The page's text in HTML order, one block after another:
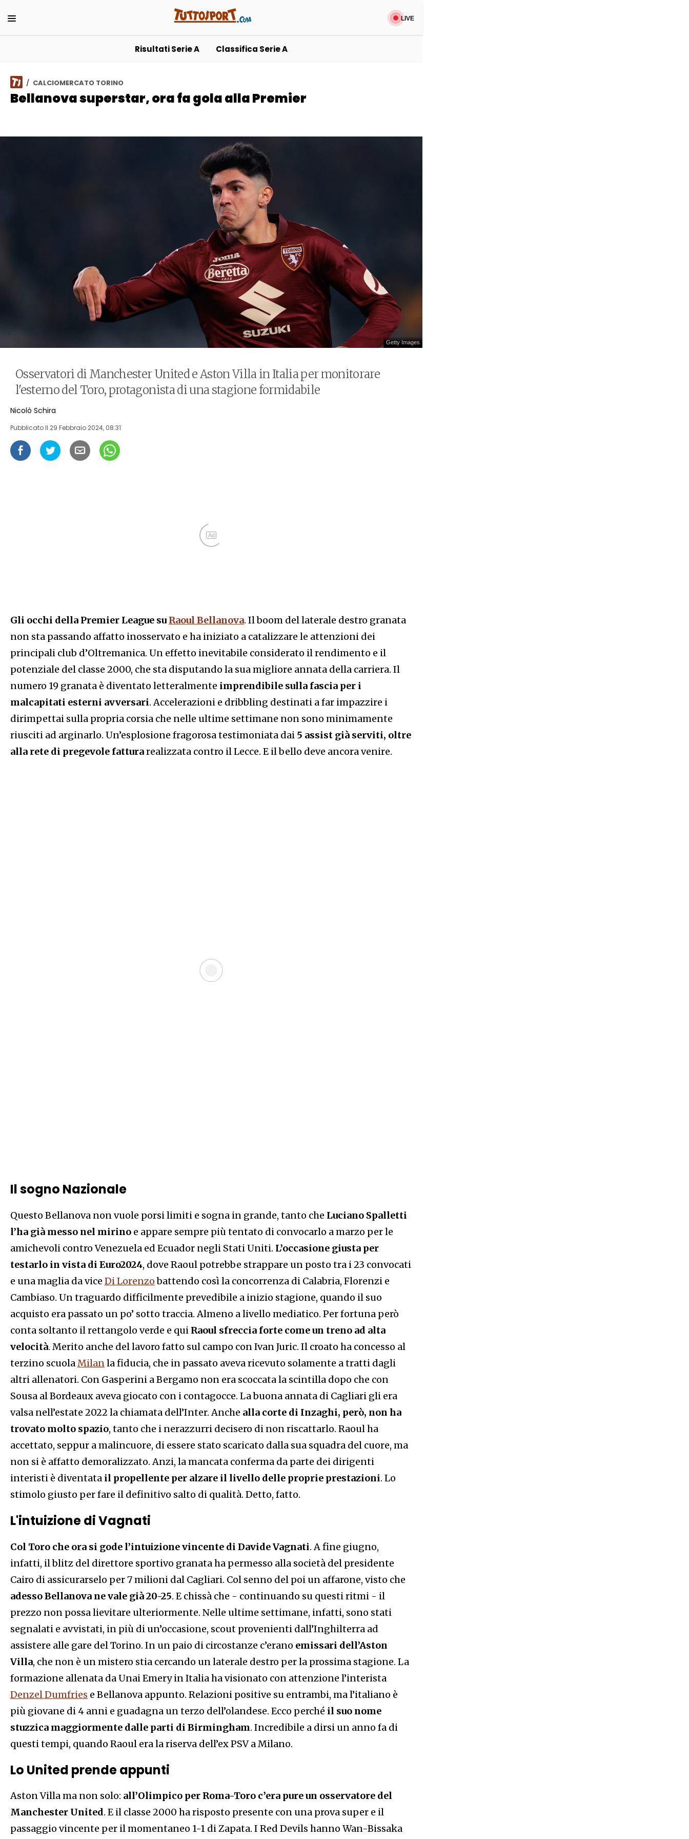
Tuttosport LIVE
Risultati Serie A Classifica Serie A
/ CALCIOMERCATO TORINO
Bellanova superstar, ora fa gola alla Premier
Getty Images
Osservatori di Manchester United e Aston Villa in Italia per monitorare
l'esterno del Toro, protagonista di una stagione formidabile
Nicolò Schira
Pubblicato Il 29 Febbraio 2024, 08:31
Ad
Gli occhi della Premier League su Raoul Bellanova. Il boom del laterale destro granata
non sta passando affatto inosservato e ha iniziato a catalizzare le attenzioni dei
principali club d’Oltremanica. Un effetto inevitabile considerato il rendimento e il
potenziale del classe 2000, che sta disputando la sua migliore annata della carriera. Il
numero 19 granata è diventato letteralmente imprendibile sulla fascia per i
malcapitati esterni avversari. Accelerazioni e dribbling destinati a far impazzire i
dirimpettai sulla propria corsia che nelle ultime settimane non sono minimamente
riusciti ad arginarlo. Un’esplosione fragorosa testimoniata dai 5 assist già serviti, oltre
alla rete di pregevole fatturarealizzata contro il Lecce. E il bello deve ancora venire.
Il sogno Nazionale
Questo Bellanova non vuole porsi limiti e sogna in grande, tanto che Luciano Spalletti
l’ha già messo nel mirino e appare sempre più tentato di convocarlo a marzo per le
amichevoli contro Venezuela ed Ecuador negli Stati Uniti. L’occasione giusta per
testarlo in vista di Euro2024, dove Raoul potrebbe strappare un posto tra i 23 convocati
e una maglia da vice Di Lorenzobattendo così la concorrenza di Calabria, Florenzi e
Cambiaso. Un traguardo difficilmente prevedibile a inizio stagione, quando il suo
acquisto era passato un po’ sotto traccia. Almeno a livello mediatico. Per fortuna però
conta soltanto il rettangolo verde e qui Raoul sfreccia forte come un treno ad alta
velocità. Merito anche del lavoro fatto sul campo con Ivan Juric. Il croato ha concesso al
terzino scuolaMilanla fiducia, che in passato aveva ricevuto solamente a tratti dagli
altri allenatori. Con Gasperini a Bergamo non era scoccata la scintilla dopo che con
Sousa al Bordeaux aveva giocato con i contagocce. La buona annata di Cagliari gli era
valsa nell’estate 2022 la chiamata dell’Inter. Anche alla corte di Inzaghi, però, non ha
trovato molto spazio, tanto che i nerazzurri decisero di non riscattarlo. Raoul ha
accettato, seppur a malincuore, di essere stato scaricato dalla sua squadra del cuore, ma
non si è affatto demoralizzato. Anzi, la mancata conferma da parte dei dirigenti
interisti è diventata il propellente per alzare il livello delle proprie prestazioni. Lo
stimolo giusto per fare il definitivo salto di qualità. Detto, fatto.
L'intuizione di Vagnati
Col Toro che ora si gode l’intuizione vincente di Davide Vagnati. A fine giugno,
infatti, il blitz del direttore sportivo granata ha permesso alla società del presidente
Cairo di assicurarselo per 7 milioni dal Cagliari. Col senno del poi un affarone, visto che
adesso Bellanova ne vale già 20-25. E chissà che - continuando su questi ritmi - il
prezzo non possa lievitare ulteriormente. Nelle ultime settimane, infatti, sono stati
segnalati e avvistati, in più di un’occasione, scout provenienti dall’Inghilterra ad
assistere alle gare del Torino. In un paio di circostanze c’erano emissari dell’Aston
Villa, che non è un mistero stia cercando un laterale destro per la prossima stagione. La
formazione allenata da Unai Emery in Italia ha visionato con attenzione l’interista
Denzel Dumfries e Bellanova appunto. Relazioni positive su entrambi, ma l’italiano è
più giovane di 4 anni e guadagna un terzo dell’olandese. Ecco perché il suo nome
stuzzica maggiormente dalle parti di Birmingham. Incredibile a dirsi un anno fa di
questi tempi, quando Raoul era la riserva dell’ex PSV a Milano.
Lo United prende appunti
Aston Villa ma non solo: all’Olimpico per Roma-Toro c’era pure un osservatore del
Manchester United. E il classe 2000 ha risposto presente con una prova super e il
passaggio vincente per il momentaneo 1-1 di Zapata. I Red Devils hanno Wan-Bissaka